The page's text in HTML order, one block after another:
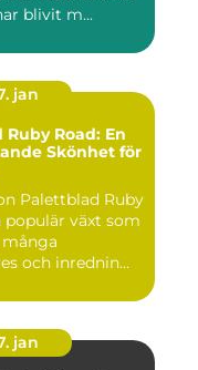
blivit m...
jan
Road: En
Skönhet för
populär växt som
och inrednin...
jan